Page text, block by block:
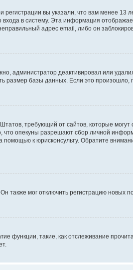
вы указали, что вам менее 13
в систему. Эта информация
адрес email, либо он
администратор деактивировал или
базы данных. Если это произошло,
требующий от сайтов, которые
что опекуны разрешают сбор личной
к юрисконсульту. Обратите
также мог отключить регистрацию новых
функции, такие, как отслеживание